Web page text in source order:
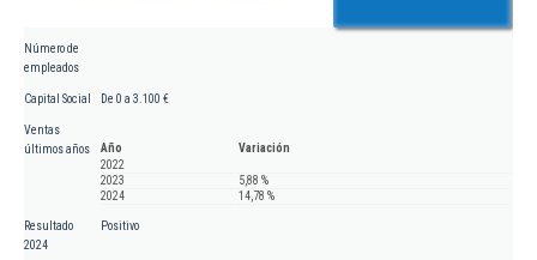
Número de
empleados
Capital Social De 0 a 3.100 €
Ventas
últimos años
Año
Variación
2022
2023
5,88 %
2024
14,78 %
Resultado
2024
Positivo